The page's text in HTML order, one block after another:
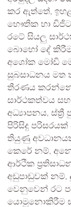
කර ඇත්තේ,
භෞතික හා
රටේ සියලු
බොහෝ දේ
අශෝක මෝඩි
සුබසාධනය මත
තීරණය
සාර්ථකත්වය
අධ්‍යාපනය,
පිරිසිදු
තියුණු
කෙරේ නම්,
ආර්ථික
අඩුපාඩුවක්
වෙනුවෙන් රට
යොමුනොකිරීම